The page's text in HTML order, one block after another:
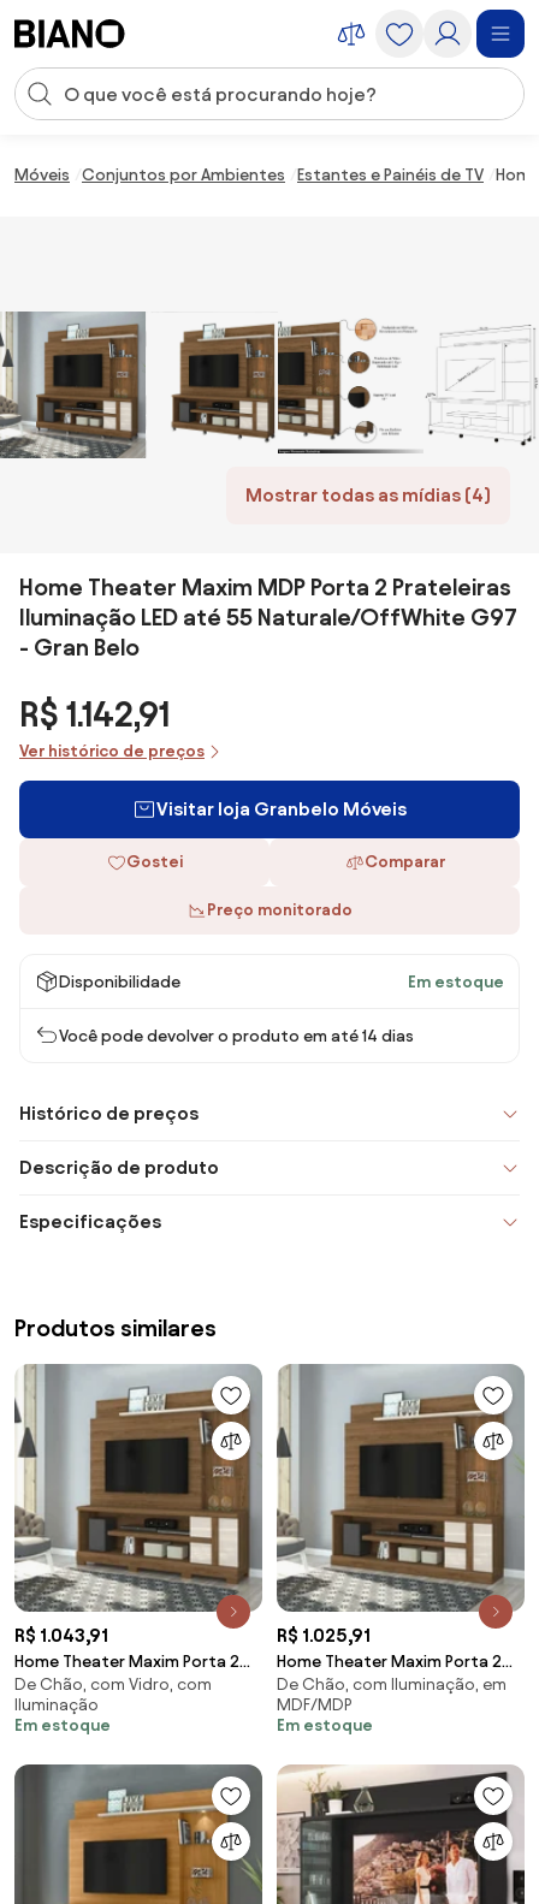
Entrada de pesquisa
Móveis Conjuntos por Ambientes Estantes e Painéis de TV
Mostrar todas as mídias (4)
Home Theater Maxim MDP Porta 2 Prateleiras
Iluminação LED até 55 Naturale/OffWhite G97
- Gran Belo
R$ 1.142,91
Ver histórico de preços
Visitar loja Granbelo Móveis
Gostei Comparar
Preço monitorado
Disponibilidade Em estoque
Você pode devolver o produto em até 14 dias
Histórico de preços
Descrição de produto
Especificações
Produtos similares
R$ 1.043,91
Home Theater Maxim Porta 2
Prateleiras Iluminação LED MDP
até 55 Naturale/OffWhite G97
- Gran Belo
De Chão, com Vidro, com
Iluminação
Em estoque
R$ 1.025,91
Home Theater Maxim Porta 2
Prateleiras Iluminação LED MDP
até 55 Naturale/OffWhite G97
- Gran Belo
De Chão, com Iluminação, em
MDF/MDP
Em estoque